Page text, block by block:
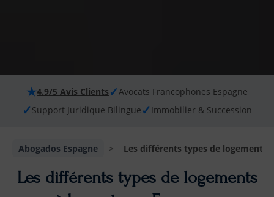
★4.9/5 Avis Clients ✓Avocats Francophones Espagne
✓ Support Juridique Bilingue ✓ Immobilier & Succession
Abogados Espagne > Les différents types de logements
Les différents types de logements